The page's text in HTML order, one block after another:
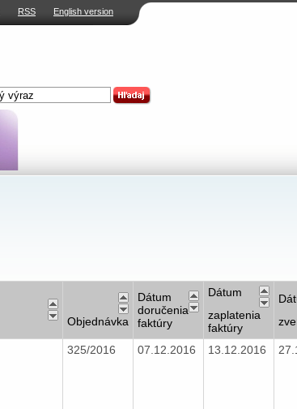
RSS English version
Objednávka
Dátum
doručenia
faktúry
Dátum
zaplatenia
faktúry
325/2016 07.12.2016 13.12.2016